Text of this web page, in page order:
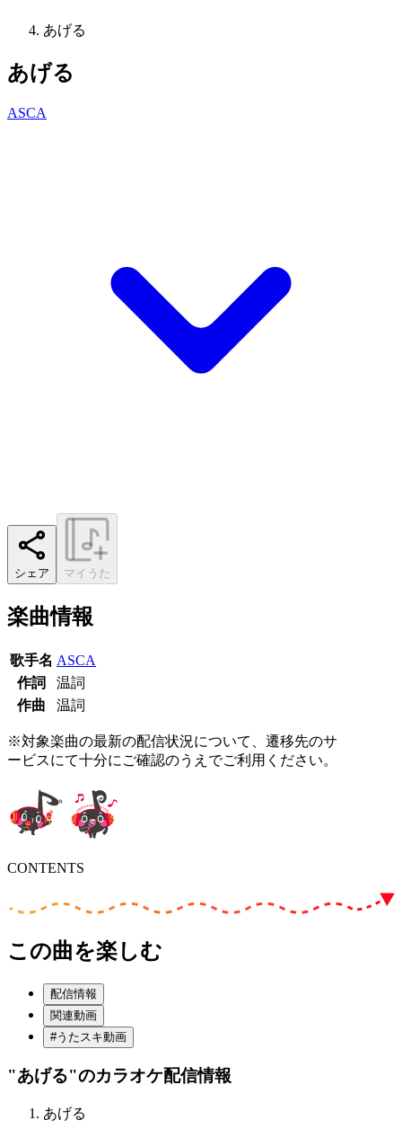
あげる
あげる
ASCA
シェア マイうた
楽曲情報
歌手名 ASCA
作詞
温詞
作曲
温詞
※対象楽曲の最新の配信状況について、遷移先のサ
ービスにて十分にご確認のうえでご利用ください。
CONTENTS
この曲を楽しむ
配信情報
関連動画
#うたスキ動画
"あげる"のカラオケ配信情報
あげる